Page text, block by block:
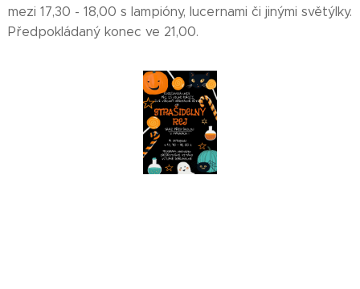
mezi 17,30 - 18,00 s lampióny, lucernami či jinými světýlky.
Předpokládaný konec ve 21,00.